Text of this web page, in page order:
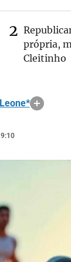
própria,
Cleitinho